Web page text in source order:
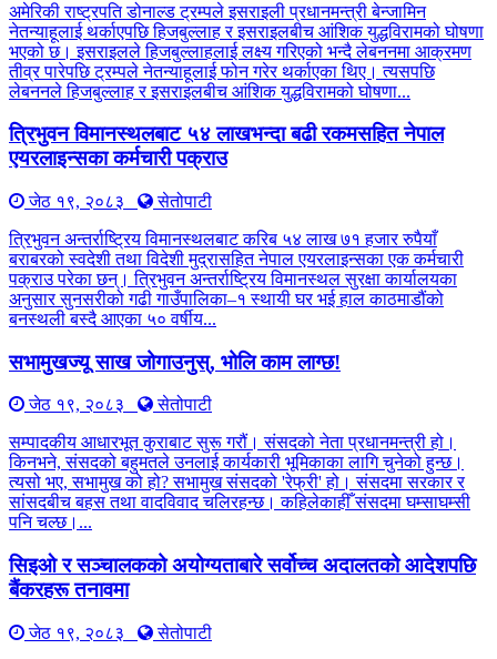
अमेरिकी राष्ट्रपति डोनाल्ड ट्रम्पले इसराइली प्रधानमन्त्री बेन्जामिन
नेतन्याहूलाई थर्काएपछि हिजबुल्लाह र इसराइलबीच आंशिक युद्धविरामको घोषणा
भएको छ। इसराइलले हिजबुल्लाहलाई लक्ष्य गरिएको भन्दै लेबननमा आक्रमण
तीव्र पारेपछि ट्रम्पले नेतन्याहूलाई फोन गरेर थर्काएका थिए। त्यसपछि
लेबननले हिजबुल्लाह र इसराइलबीच आंशिक युद्धविरामको घोषणा...
त्रिभुवन विमानस्थलबाट ५४ लाखभन्दा बढी रकमसहित नेपाल
एयरलाइन्सका कर्मचारी पक्राउ
जेठ १९, २०८३
सेतोपाटी
त्रिभुवन अन्तर्राष्ट्रिय विमानस्थलबाट करिब ५४ लाख ७१ हजार रुपैयाँ
बराबरको स्वदेशी तथा विदेशी मुद्रासहित नेपाल एयरलाइन्सका एक कर्मचारी
पक्राउ परेका छन्। त्रिभुवन अन्तर्राष्ट्रिय विमानस्थल सुरक्षा कार्यालयका
अनुसार सुनसरीको गढी गाउँपालिका–१ स्थायी घर भई हाल काठमाडौंको
बनस्थली बस्दै आएका ५० वर्षीय...
सभामुखज्यू साख जोगाउनुस्, भोलि काम लाग्छ!
जेठ १९, २०८३
सेतोपाटी
सम्पादकीय आधारभूत कुराबाट सुरू गरौं। संसदको नेता प्रधानमन्त्री हो।
किनभने, संसदको बहुमतले उनलाई कार्यकारी भूमिकाका लागि चुनेको हुन्छ।
त्यसो भए, सभामुख को हो? सभामुख संसदको 'रेफ्री' हो। संसदमा सरकार र
सांसदबीच बहस तथा वादविवाद चलिरहन्छ। कहिलेकाहीँ संसदमा घम्साघम्सी
पनि चल्छ।...
सिइओ र सञ्चालकको अयोग्यताबारे सर्वोच्च अदालतको आदेशपछि
बैंकरहरू तनावमा
जेठ १९, २०८३
सेतोपाटी